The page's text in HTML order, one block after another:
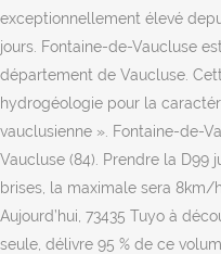
exceptionnellement élevé
jours. Fontaine-de-Vaucluse
département de Vaucluse.
hydrogéologie pour la
vauclusienne ». Fontaine-de-
Vaucluse (84). Prendre la D99
brises, la maximale sera 8km/
Aujourd’hui, 73435 Tuyo à
seule, délivre 95 % de ce